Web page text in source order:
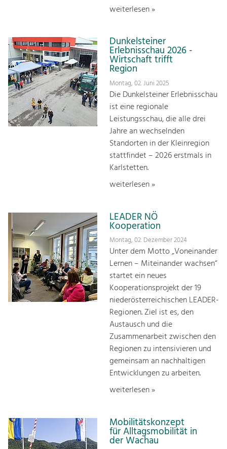
weiterlesen »
Dunkelsteiner
Erlebnisschau 2026 -
Wirtschaft trifft
Region
Montag, 02. Juni 2025
Die Dunkelsteiner Erlebnisschau
ist eine regionale
Leistungsschau, die alle drei
Jahre an wechselnden
Standorten in der Kleinregion
stattfindet – 2026 erstmals in
Karlstetten.
weiterlesen »
LEADER NÖ
Kooperation
Montag, 02. Dezember 2024
Unter dem Motto „Voneinander
Lernen – Miteinander wachsen“
startet ein neues
Kooperationsprojekt der 19
niederösterreichischen LEADER-
Regionen. Ziel ist es, den
Austausch und die
Zusammenarbeit zwischen den
Regionen zu intensivieren und
gemeinsam an nachhaltigen
Entwicklungen zu arbeiten.
weiterlesen »
Mobilitätskonzept
für Alltagsmobilität in
der Wachau